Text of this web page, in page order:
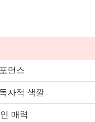
먼스
자적 색깔
매력